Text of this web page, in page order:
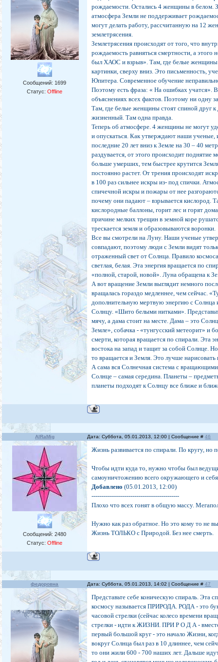
Сообщений: 1699
Статус:Offline
рождаемости. Остались 4 женщины в белом.
атмосфера Земли не поддерживает
могут делать работу, рассчитанную на 12
землетрясения.
Землетрясения происходят от того, что
рождаемость равняться смертности, а
был ХАОС и взрыв». Там, где белые женщины
картинки, сверху вниз. Это письменность,
Юпитера. Современное обучение
Поэтому есть фраза: « На ошибках учатся».
объяснениях всех фактов. Поэтому ни одну
Там, где белые женщины стоят спиной друг
жизненный. Там одна правда.
Теперь об атмосфере. 4 женщины не могут
и опускаться. Как утверждают наши ученые,
последние 20 лет вниз к Земле на 30 – 40
раздувается, от этого происходит
больше умерших, тем быстрее крутится
постоянно растет. От трения происходят
в 100 раз сильнее искры из- под спички.
спичечной искры и пожары от нее
почему они падают – взрывается кислород.
кислородные баллоны, горит лес и горят
причине мелких трещин в земной коре
трескается земля и образовываются воронки.
Все вы смотрели на Луну. Наши ученые
совпадают, поэтому люди с Земли видят
отраженный свет от Солнца. Правило
светлая, белая. Эта энергия вращается по
«полной, старой, новой». Луна обращена к
А вот вращение Земли выглядит немного
вращалась гораздо медленнее, чем сейчас.
дополнительную мертвую энергию с Солнца
Солнцу. «Шито белыми нитками».
мячу, а дама стоит на месте. Дама – это
Земле», собачка - «тунгусский метеорит» и
смерти, которая вращается по спирали. Эта
востока на запад и тащит за собой Солнце.
то вращается и Земля. Это лучше нарисовать
А сама вся Солнечная система с
Солнце – самая середина. Планеты –
планеты подходят к Солнцу все ближе и
AlRaMig Дата: Суббота, 05.01.2013, 12:00 | Сообщение #46
Сообщений:2480
Статус:Offline
Жизнь развивается по спирали. По кругу,
Чтобы идти куда то, нужно чтобы был
самоуничтожению всего окружающего и
Добавлено (05.01.2013, 12:00)
---------------------------------------------
Плохо что всех гонят в общую массу.
Нужно как раз обратное. Но это кому то не
Жизнь ТОЛЬКО с Природой. Без нее смерть.
федоровна Дата: Суббота, 05.01.2013, 14:02 | Сообщение #47
Представьте себе коническую спираль. Эта
космосу называется ПРИРОДА. РОДА - это
часовой стрелки (сейчас колесо времени
стрелки - идти к ЖИЗНИ. ПРИ Р О Д А -
первый большой круг - это начало Жизни,
вокруг Солнца был раз в 10 длиннее, чем
то они жили 600 - 700 наших лет. Дальше